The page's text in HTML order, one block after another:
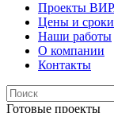
Проекты
Цены и сроки
Наши работы
О компании
Контакты
Готовые проекты